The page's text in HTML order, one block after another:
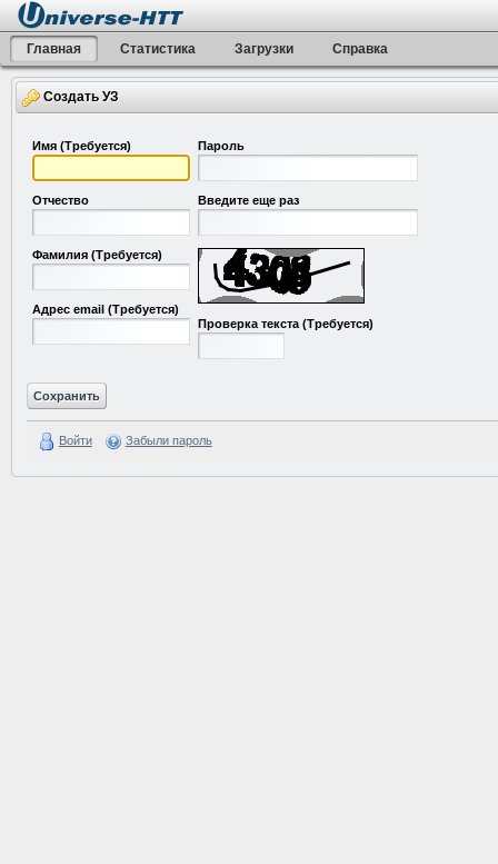
Главная Статистика Загрузки Справка
Создать УЗ
Имя(Требуется)
Отчество
Фамилия(Требуется)
Адрес email(Требуется)
Пароль
Введите еще раз
Проверка текста(Требуется)
Войти Забыли пароль